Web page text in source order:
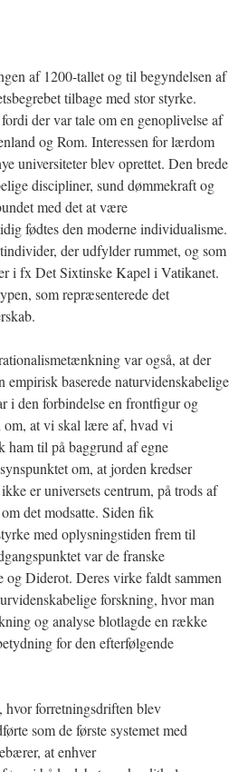
af 1200-tallet og til begyndelsen af
tilbage med stor styrke.
der var tale om en genoplivelse af
og Rom. Interessen for lærdom
universiteter blev oprettet. Den brede
discipliner, sund dømmekraft og
med det at være
fødtes den moderne individualisme.
der udfylder rummet, og som
i fx Det Sixtinske Kapel i Vatikanet.
som repræsenterede det
var også, at der
empirisk baserede naturvidenskabelige
i den forbindelse en frontfigur og
at vi skal lære af, hvad vi
ham til på baggrund af egne
om, at jorden kredser
er universets centrum, på trods af
det modsatte. Siden fik
med oplysningstiden frem til
var de franske
Diderot. Deres virke faldt sammen
forskning, hvor man
og analyse blotlagde en række
for den efterfølgende
hvor forretningsdriften blev
som de første systemet med
at enhver